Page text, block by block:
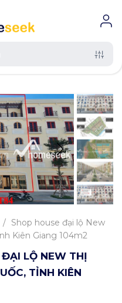
/ Shop house đại lộ New
Kiên Giang 104m2
LỘ NEW THỊ
TỈNH KIÊN